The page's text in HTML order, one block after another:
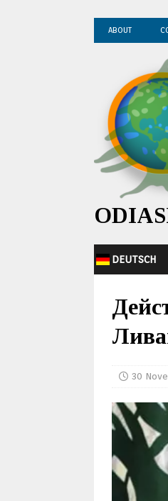
ABOUT
DEUTSCH
30